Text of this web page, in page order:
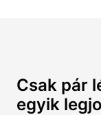
Csak pár
egyik